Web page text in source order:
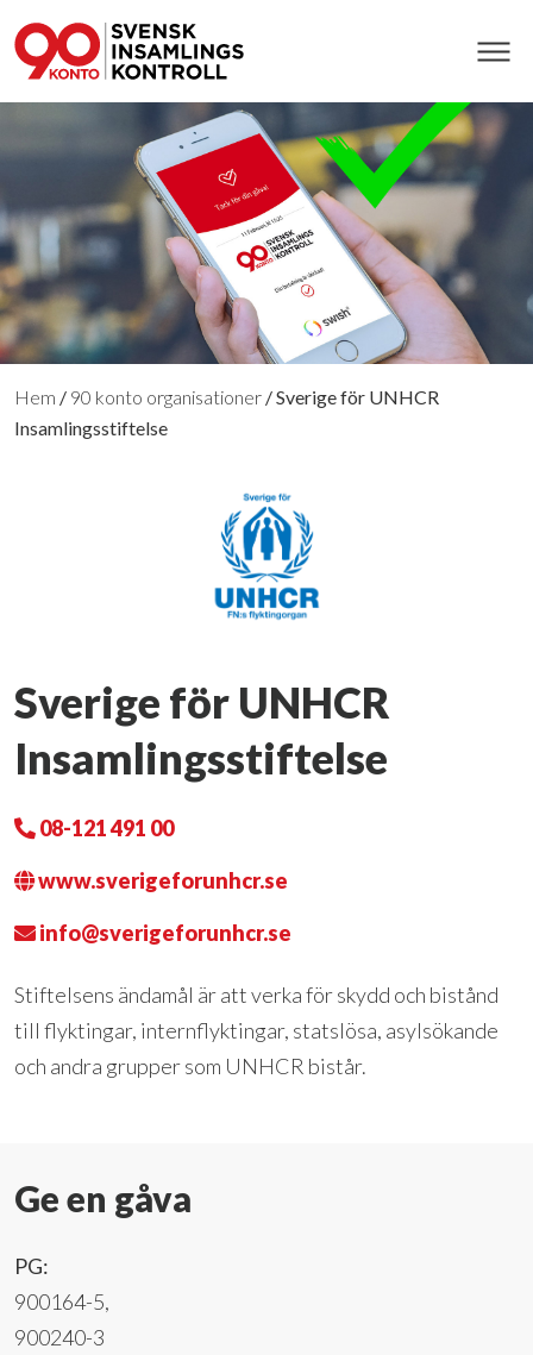
Hem / 90 konto organisationer /Sverige för UNHCR
Insamlingsstiftelse
Sverige för UNHCR
Insamlingsstiftelse
08-121 491 00
www.sverigeforunhcr.se
info@sverigeforunhcr.se
Stiftelsens ändamål är att verka för skydd och bistånd
till flyktingar, internflyktingar, statslösa, asylsökande
och andra grupper som UNHCR bistår.
Ge en gåva
PG:
900164-5,
900240-3